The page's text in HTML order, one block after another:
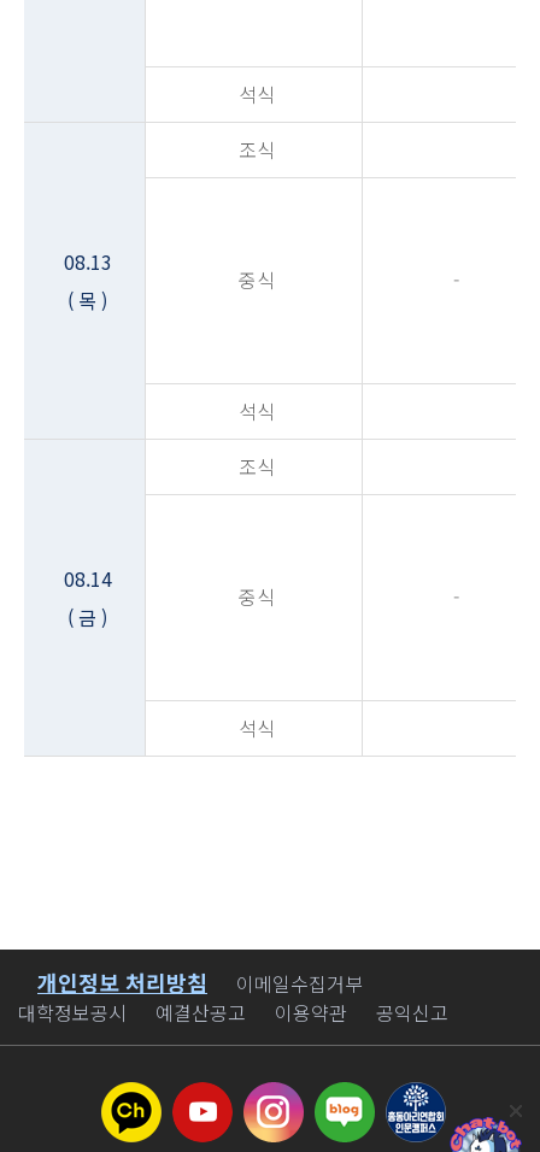
석식
08.13
( 목 )
조식
중식 -
석식
08.14
( 금 )
조식
중식 -
석식
바로가기
개인정보 처리방침
이메일수집거부
대학정보공시
예결산공고 이용약관 공익신고